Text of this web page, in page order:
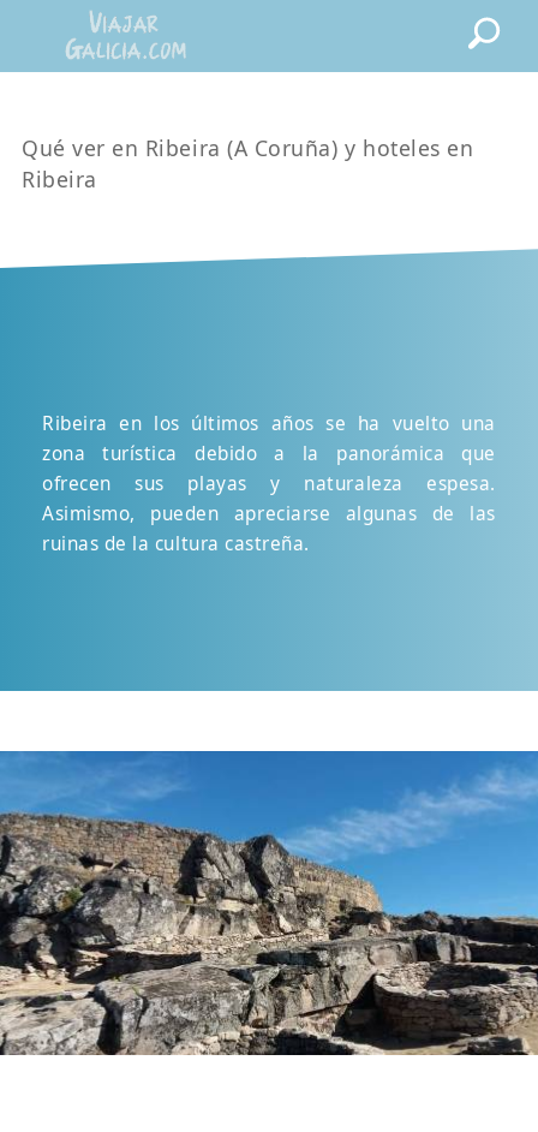
Qué ver en Ribeira (A Coruña) y hoteles en
Ribeira
Ribeira en los últimos años se ha vuelto una
zona turística debido a la panorámica que
ofrecen sus playas y naturaleza espesa.
Asimismo, pueden apreciarse algunas de las
ruinas de la cultura castreña.